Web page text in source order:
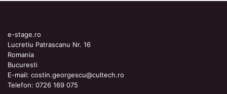
e-stage.ro
Lucretiu Patrascanu Nr. 16
Romania
Bucuresti
E-mail: costin.georgescu@cultech.ro
Telefon: 0726 169 075